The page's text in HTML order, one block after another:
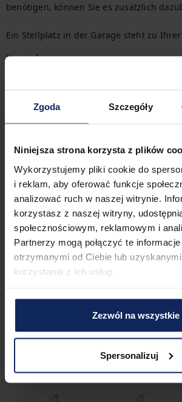
Zgoda Szczegóły
Niniejsza strona korzysta z plików
Wykorzystujemy pliki cookie do
i reklam, aby oferować funkcje
analizować ruch w naszej witrynie.
korzystasz z naszej witryny,
społecznościowym, reklamowym i
Partnerzy mogą połączyć te
otrzymanymi od Ciebie lub
korzystania z ich usług.
Zezwól na wszystkie
Spersonalizuj
benötigen, können Sie es zusätzlich
Ein Stellplatz in der Garage steht zu
Herumkommen
Die Nähe zu den Bus- und
hervorragende Verkehrsanbindung an
Sie können alle Verkehrsmittel auf der
Check-in: 16:00
Check-out: 10:00
Merkmale der Immobilie
Schlafzimmer
Badezimmer
Ausstattung